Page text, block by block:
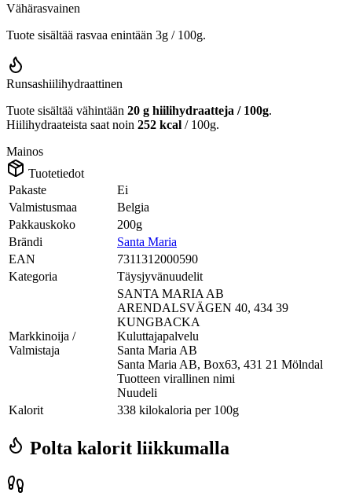
Vähärasvainen
Tuote sisältää rasvaa enintään 3g / 100g.
Runsashiilihydraattinen
Tuote sisältää vähintään 20 g hiilihydraatteja / 100g.
Hiilihydraateista saat noin 252 kcal / 100g.
Mainos
Tuotetiedot
Pakaste
Ei
Valmistusmaa
Belgia
Pakkauskoko
200g
Brändi
Santa Maria
EAN
7311312000590
Kategoria
Täysjyvänuudelit
Markkinoija /
Valmistaja
SANTA MARIA AB
ARENDALSVÄGEN 40, 434 39
KUNGBACKA
Kuluttajapalvelu
Santa Maria AB
Santa Maria AB, Box63, 431 21 Mölndal
Tuotteen virallinen nimi
Nuudeli
Kalorit
338 kilokaloria per 100g
Polta kalorit liikkumalla